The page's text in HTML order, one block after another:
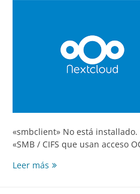
«smbclient» No está installado.
«SMB / CIFS que usan acceso
Leer más Cliente